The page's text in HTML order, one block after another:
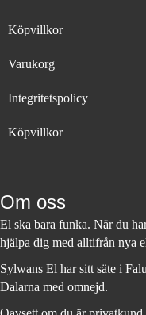
Köpvillkor
Varukorg
Integritetspolicy
Köpvillkor
Om oss
El ska bara funka. När du
hjälpa dig med alltifrån nya
Sylwans El har sitt säte i
Dalarna med omnejd.